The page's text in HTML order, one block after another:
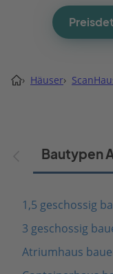
› Häuser›
Bautypen
1,5 geschossig
3 geschossig
Atriumhaus